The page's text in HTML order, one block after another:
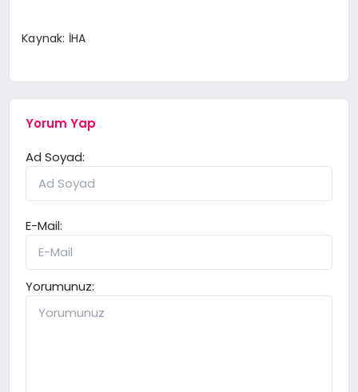
Kaynak: İHA
Yorum Yap
Ad Soyad:
E-Mail:
Yorumunuz: